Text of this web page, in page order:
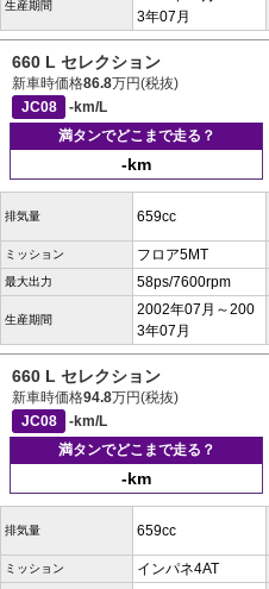
生産期間
3年07月
660 L セレクション
新車時価格86.8万円(税抜)
JC08
-km/L
満タンでどこまで走る？
-km
排気量 659cc
ミッション フロア5MT
最大出力 58ps/7600rpm
生産期間
2002年07月～200
3年07月
660 L セレクション
新車時価格94.8万円(税抜)
JC08
-km/L
満タンでどこまで走る？
-km
排気量 659cc
ミッション インパネ4AT